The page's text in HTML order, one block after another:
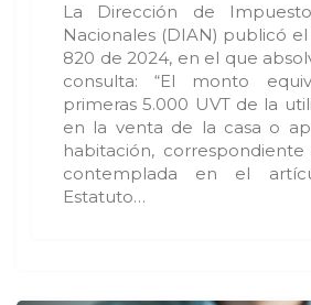
La Dirección de
Nacionales (DIAN) publicó
820 de 2024, en el que
consulta: “El monto
primeras 5.000 UVT de la
en la venta de la casa o
habitación,
contemplada en el
Estatuto…